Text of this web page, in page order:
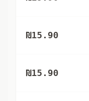
₪15.90
₪15.90